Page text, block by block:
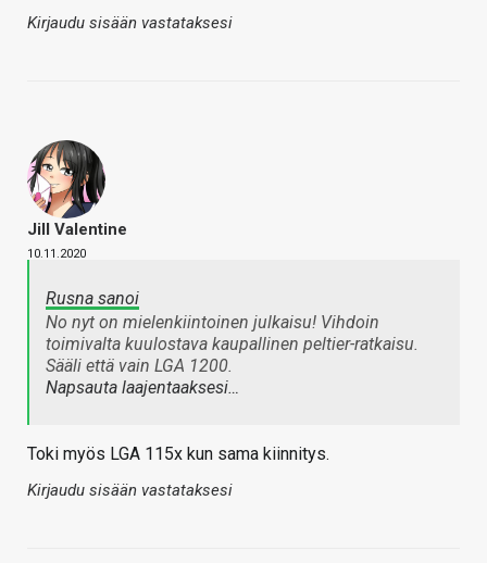
Kirjaudu sisään vastataksesi
Jill Valentine
10.11.2020
Rusna sanoi
No nyt on mielenkiintoinen julkaisu! Vihdoin
toimivalta kuulostava kaupallinen peltier-ratkaisu.
Sääli että vain LGA 1200.
Napsauta laajentaaksesi…
Toki myös LGA 115x kun sama kiinnitys.
Kirjaudu sisään vastataksesi